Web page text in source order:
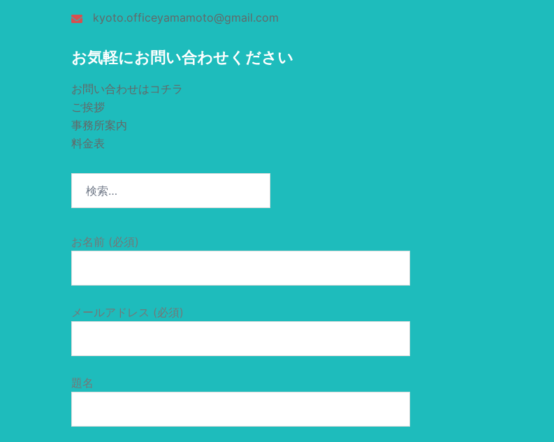
kyoto.officeyamamoto@gmail.com
お気軽にお問い合わせください
お問い合わせはコチラ
ご挨拶
事務所案内
料金表
お名前 (必須)
メールアドレス (必須)
題名